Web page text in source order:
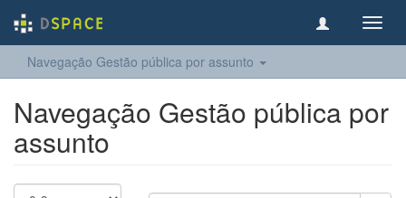
Navegação Gestão pública por assunto
Navegação Gestão pública por
assunto